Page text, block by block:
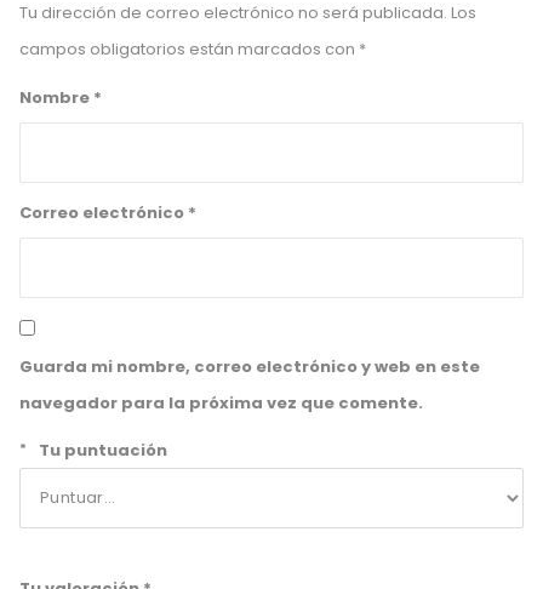
Tu dirección de correo electrónico no será publicada. Los
campos obligatorios están marcados con *
Nombre *
Correo electrónico *
Guarda mi nombre, correo electrónico y web en este
navegador para la próxima vez que comente.
Tu puntuación
*